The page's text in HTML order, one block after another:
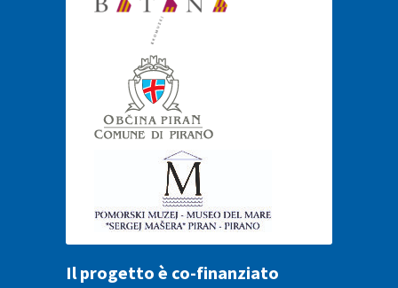
Il progetto è co-finanziato